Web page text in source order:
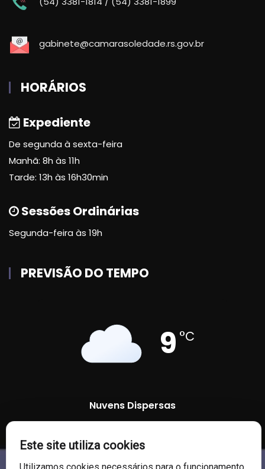
gabinete@camarasoledade.rs.gov.br
HORÁRIOS
Expediente
De segunda à sexta-feira
Manhã: 8h às 11h
Tarde: 13h às 16h30min
Sessões Ordinárias
Segunda-feira às 19h
PREVISÃO DO TEMPO
9 °C
Nuvens Dispersas
85 % 1013 mb
Este site utiliza cookies